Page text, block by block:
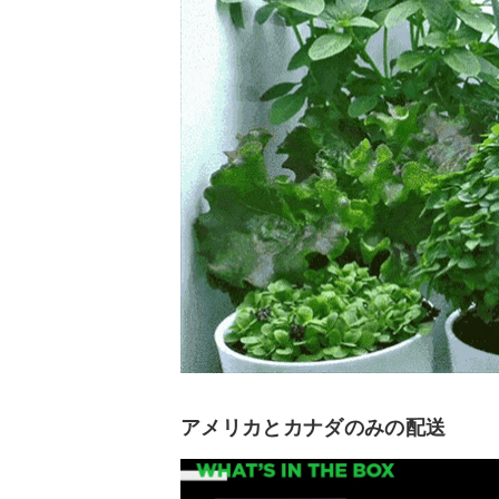
アメリカとカナダのみの配送